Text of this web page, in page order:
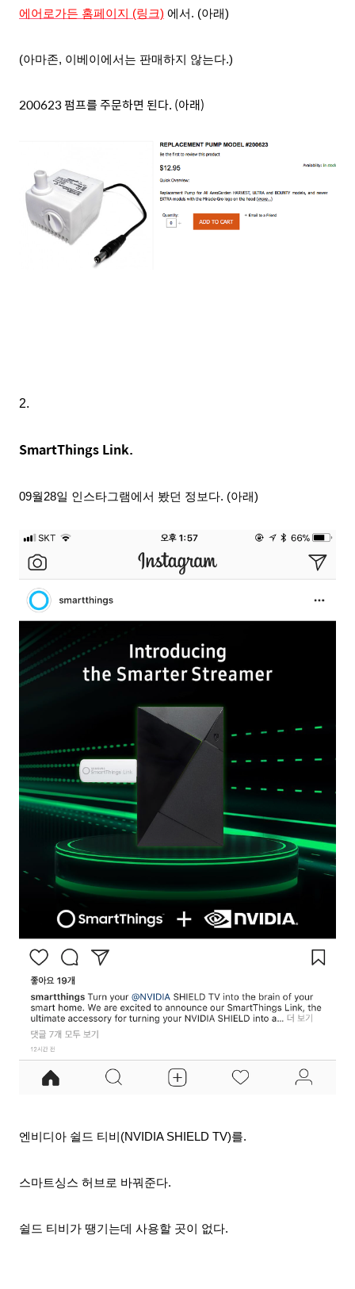
에어로가든 홈페이지 (링크) 에서 . (아래)
(아마존, 이베이에서는 판매하지 않는다.)
200623 펌프를 주문하면 된다. (아래)
2.
SmartThings Link.
09월28일 인스타그램에서 봤던 정보다. (아래)
엔비디아 쉴드 티비(NVIDIA SHIELD TV)를.
스마트싱스 허브로 바꿔준다.
쉴드 티비가 땡기는데 사용할 곳이 없다.